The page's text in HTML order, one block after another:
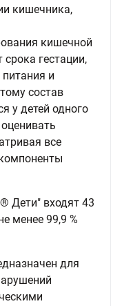
кишечника,
кишечной
гестации,
и
состав
у детей одного
все
Дети" входят 43
менее 99,9 %
для